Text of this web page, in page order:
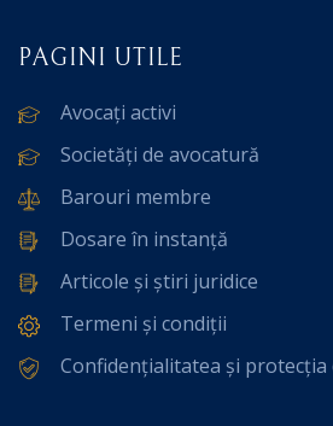
PAGINI UTILE
Avocați activi
Societăți de avocatură
Barouri membre
Dosare în instanță
Articole și știri juridice
Termeni și condiții
Confidențialitatea și